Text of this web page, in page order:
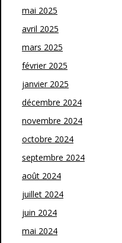
mai 2025
avril 2025
mars 2025
février 2025
janvier 2025
décembre 2024
novembre 2024
octobre 2024
septembre 2024
août 2024
juillet 2024
juin 2024
mai 2024